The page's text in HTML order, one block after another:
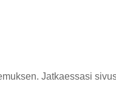
Jatkaessasi